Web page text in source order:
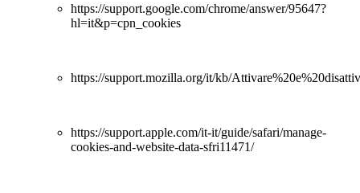
https://support.google.com/chrome/answer/95647?
hl=it&p=cpn_cookies
https://support.mozilla.org/it/kb/
https://support.apple.com/it-it/guide/safari/manage-
cookies-and-website-data-sfri11471/